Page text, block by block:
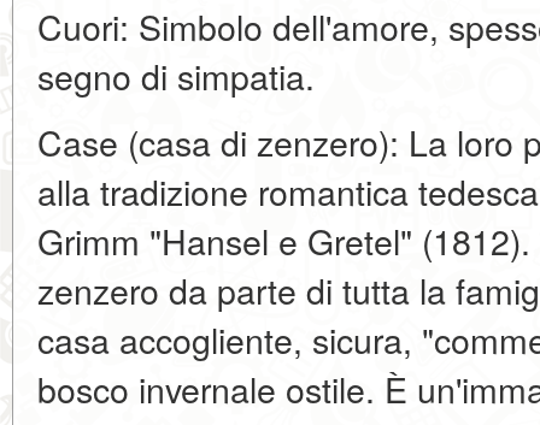
Cuori: Simbolo dell'amore,
segno di simpatia.
Case (casa di zenzero): La loro
alla tradizione romantica
Grimm "Hansel e Gretel"
zenzero da parte di tutta la
casa accogliente, sicura,
bosco invernale ostile. È